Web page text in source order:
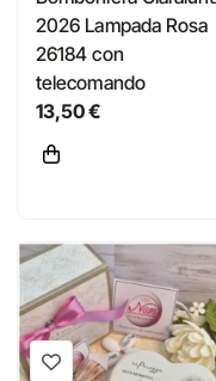
2026 Lampada Rosa
26184 con
telecomando
13,50 €